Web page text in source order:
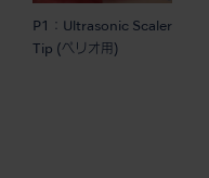
P1：Ultrasonic Scaler
Tip (ペリオ用)